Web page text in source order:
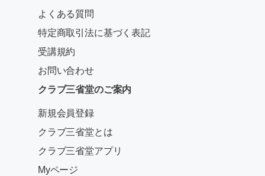
よくある質問
特定商取引法に基づく表記
受講規約
お問い合わせ
クラブ三省堂のご案内
新規会員登録
クラブ三省堂とは
クラブ三省堂アプリ
Myページ